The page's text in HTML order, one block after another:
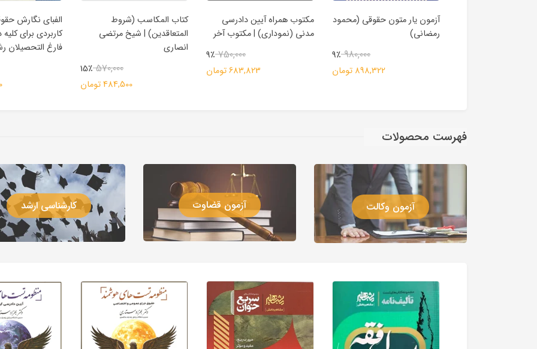
آزمون یار متون حقوقی (محمود
رمضانی)
980,000 9٪
898,322 تومان
مکتوب همراه آیین دادرسی
مدنی (نموداری) | مکتوب آخر
750,000 9٪
683,823 تومان
کتاب المکاسب (شروط
المتعاقدین) | شیخ مرتضی
انصاری
570,000 15٪
484,500 تومان
الفبای نگارش
کاربردی برای
فارغ التحصیلان
فهرست محصولات
آزمون وکالت آزمون قضاوت کارشناسی ارشد